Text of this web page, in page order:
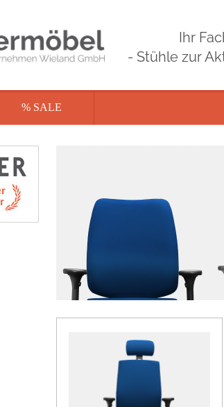
Ihr
- Stühle zur
% SALE